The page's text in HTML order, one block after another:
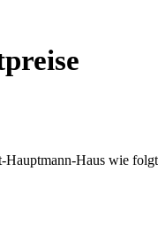
Hauptmann-Haus wie